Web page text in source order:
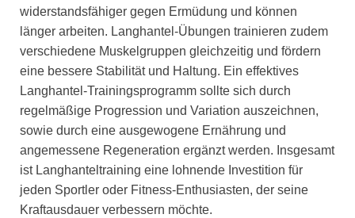
widerstandsfähiger gegen Ermüdung und können
länger arbeiten. Langhantel-Übungen trainieren zudem
verschiedene Muskelgruppen gleichzeitig und fördern
eine bessere Stabilität und Haltung. Ein effektives
Langhantel-Trainingsprogramm sollte sich durch
regelmäßige Progression und Variation auszeichnen,
sowie durch eine ausgewogene Ernährung und
angemessene Regeneration ergänzt werden. Insgesamt
ist Langhanteltraining eine lohnende Investition für
jeden Sportler oder Fitness-Enthusiasten, der seine
Kraftausdauer verbessern möchte.